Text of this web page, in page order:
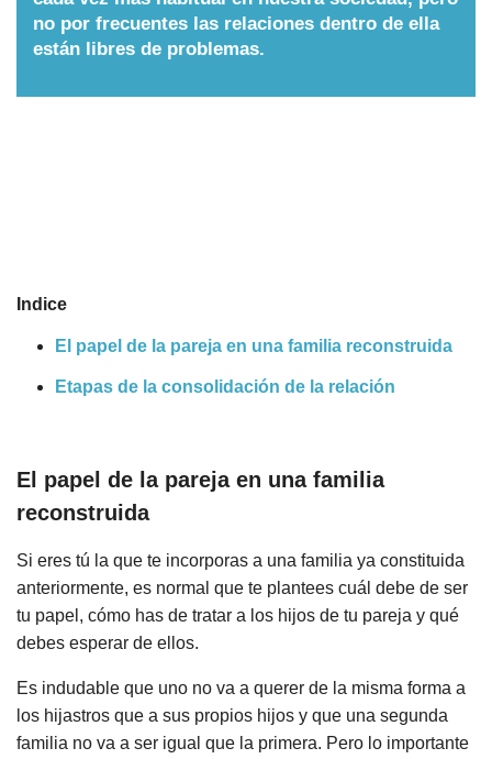
Nombres
no por frecuentes las relaciones dentro de ella
están libres de problemas.
Indice
El papel de la pareja en una familia reconstruida
Etapas de la consolidación de la relación
El papel de la pareja en una familia
reconstruida
Si eres tú la que te incorporas a una familia ya constituida
anteriormente, es normal que te plantees cuál debe de ser
tu papel, cómo has de tratar a los hijos de tu pareja y qué
debes esperar de ellos.
Es indudable que uno no va a querer de la misma forma a
los hijastros que a sus propios hijos y que una segunda
familia no va a ser igual que la primera. Pero lo importante